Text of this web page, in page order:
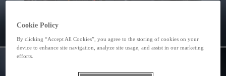
Cookie Policy
By clicking “Accept All Cookies”, you agree to the storing of cookies on your
device to enhance site navigation, analyze site usage, and assist in our marketing
efforts.